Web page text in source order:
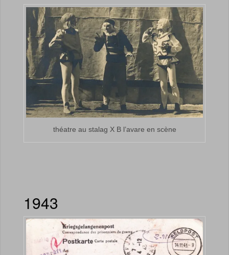
théatre au stalag X B l’avare en scène
1943